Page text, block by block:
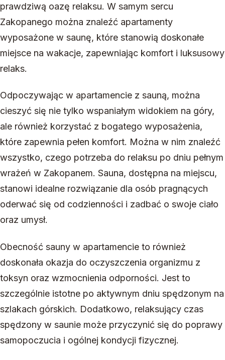
prawdziwą oazę relaksu. W samym sercu
Zakopanego można znaleźć apartamenty
wyposażone w saunę, które stanowią doskonałe
miejsce na wakacje, zapewniając komfort i luksusowy
relaks.
Odpoczywając w apartamencie z sauną, można
cieszyć się nie tylko wspaniałym widokiem na góry,
ale również korzystać z bogatego wyposażenia,
które zapewnia pełen komfort. Można w nim znaleźć
wszystko, czego potrzeba do relaksu po dniu pełnym
wrażeń w Zakopanem. Sauna, dostępna na miejscu,
stanowi idealne rozwiązanie dla osób pragnących
oderwać się od codzienności i zadbać o swoje ciało
oraz umysł.
Obecność sauny w apartamencie to również
doskonała okazja do oczyszczenia organizmu z
toksyn oraz wzmocnienia odporności. Jest to
szczególnie istotne po aktywnym dniu spędzonym na
szlakach górskich. Dodatkowo, relaksujący czas
spędzony w saunie może przyczynić się do poprawy
samopoczucia i ogólnej kondycji fizycznej.